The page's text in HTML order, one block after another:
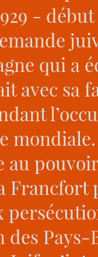
- début
qui a
avec sa
mondiale.
au
des